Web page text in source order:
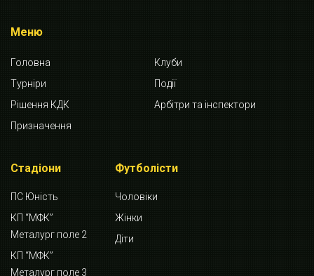
Меню
Головна
Клуби
Турніри
Події
Рішення КДК
Арбітри та інспектори
Призначення
Стадіони
ПС Юність
КП “МФК”
Металург поле 2
КП “МФК”
Металург поле 3
Футболісти
Чоловіки
Жінки
Діти